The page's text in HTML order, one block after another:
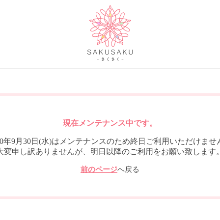
現在メンテナンス中です。
年9月30日(水)はメンテナンスのため終日ご利用いただけませ
変申し訳ありませんが、明日以降のご利用をお願い致します
前のページへ戻る